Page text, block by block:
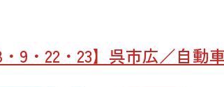
・9・22・23】呉市広／自